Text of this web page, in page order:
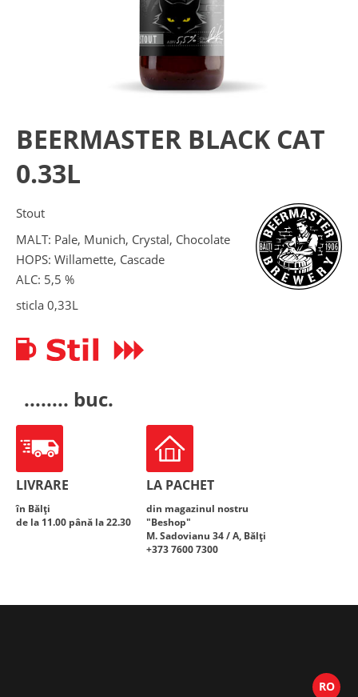
BEERMASTER BLACK CAT
0.33L
Stout
MALT: Pale, Munich, Crystal, Chocolate
HOPS: Willamette, Cascade
ALC: 5,5 %
sticla 0,33L
........ buc.
LIVRARE
în Bălți
de la 11.00 până la 22.30
LA PACHET
din magazinul nostru
"Beshop"
M. Sadovianu 34 / A, Bălți
+373 7600 7300